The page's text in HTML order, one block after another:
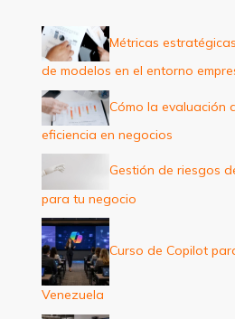
p
o
r
:
Métricas
de modelos en el entorno
Cómo la evaluación
eficiencia en negocios
Gestión de riesgos
para tu negocio
Curso de Copilot
Venezuela